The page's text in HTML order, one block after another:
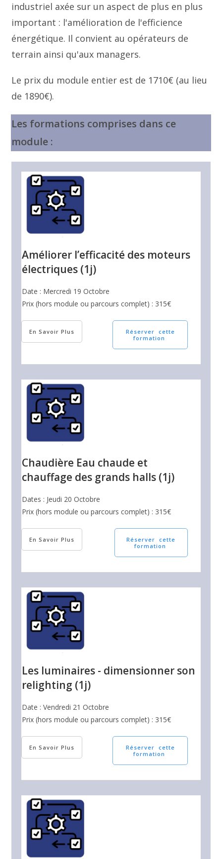
industriel axée sur un aspect de plus en plus
important : l'amélioration de l'efficience
énergétique. Il convient au opérateurs de
terrain ainsi qu'aux managers.
Le prix du module entier est de 1710€ (au lieu
de 1890€).
Les formations comprises dans ce
module :
Améliorer l’efficacité des moteurs
électriques (1j)
Date : Mercredi 19 Octobre
Prix (hors module ou parcours complet) : 315€
En Savoir Plus
Réserver cette
formation
Chaudière Eau chaude et
chauffage des grands halls (1j)
Dates : Jeudi 20 Octobre
Prix (hors module ou parcours complet) : 315€
En Savoir Plus
Réserver cette
formation
Les luminaires - dimensionner son
relighting (1j)
Date : Vendredi 21 Octobre
Prix (hors module ou parcours complet) : 315€
En Savoir Plus
Réserver cette
formation